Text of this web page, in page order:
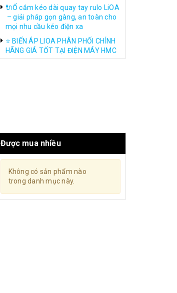
🔌Ổ cắm kéo dài quay tay rulo LiOA
– giải pháp gọn gàng, an toàn cho
mọi nhu cầu kéo điện xa
⭐ BIẾN ÁP LIOA PHÂN PHỐI CHÍNH
HÃNG GIÁ TỐT TẠI ĐIỆN MÁY HMC
Được mua nhiều
Không có sản phẩm nào
trong danh mục này.